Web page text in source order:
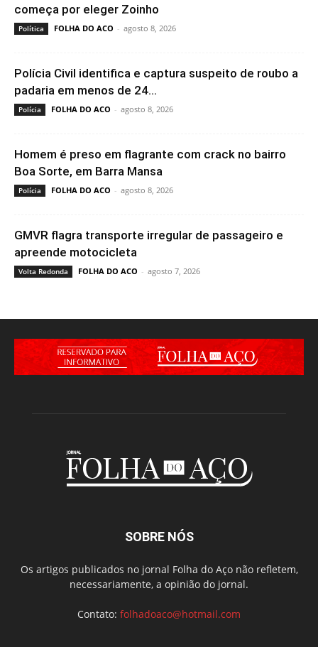
começa por eleger Zoinho
Política FOLHA DO ACO - agosto 8, 2026
Polícia Civil identifica e captura suspeito de roubo a
padaria em menos de 24...
Polícia FOLHA DO ACO - agosto 8, 2026
Homem é preso em flagrante com crack no bairro
Boa Sorte, em Barra Mansa
Polícia FOLHA DO ACO - agosto 8, 2026
GMVR flagra transporte irregular de passageiro e
apreende motocicleta
Volta Redonda FOLHA DO ACO - agosto 7, 2026
SOBRE NÓS
Os artigos publicados no jornal Folha do Aço não refletem,
necessariamente, a opinião do jornal.
Contato: folhadoaco@hotmail.com